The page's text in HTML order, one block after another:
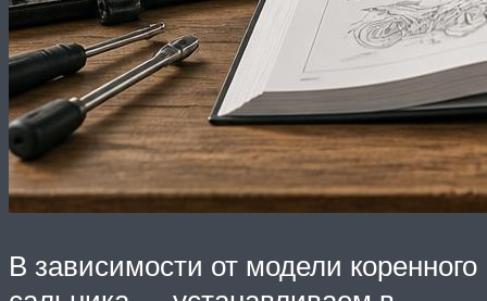
В зависимости от модели коренного